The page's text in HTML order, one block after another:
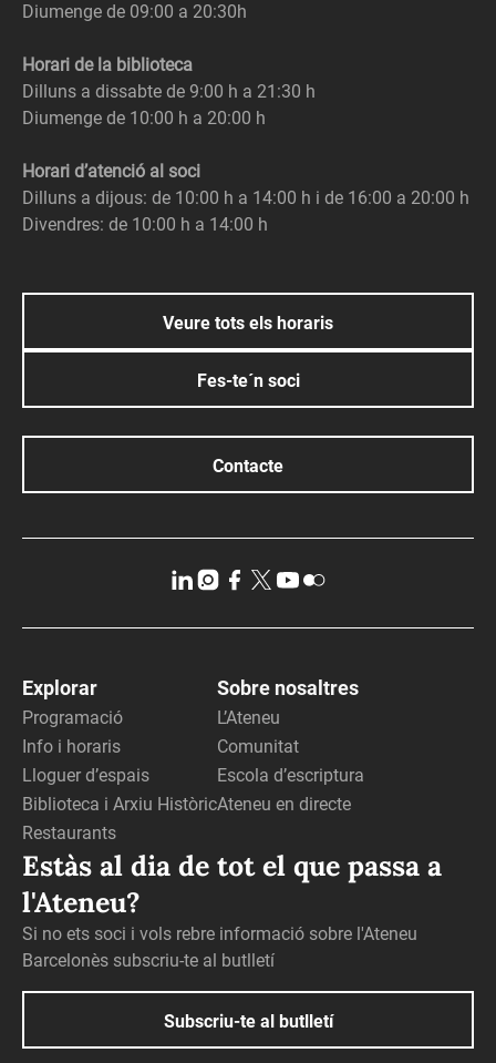
Diumenge de 09:00 a 20:30h
Horari de la biblioteca
Dilluns a dissabte de 9:00 h a 21:30 h
Diumenge de 10:00 h a 20:00 h
Horari d’atenció al soci
Dilluns a dijous: de 10:00 h a 14:00 h i de 16:00 a 20:00 h
Divendres: de 10:00 h a 14:00 h
Veure tots els horaris
Fes-te´n soci
Contacte
Explorar
Programació
Info i horaris
Lloguer d’espais
Biblioteca i Arxiu Històric
Restaurants
Sobre nosaltres
L’Ateneu
Comunitat
Escola d’escriptura
Ateneu en directe
Estàs al dia de tot el que passa a
l'Ateneu?
Si no ets soci i vols rebre informació sobre l'Ateneu
Barcelonès subscriu-te al butlletí
Subscriu-te al butlletí